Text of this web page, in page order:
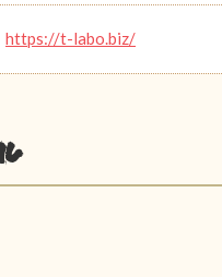
https://t-labo.biz/